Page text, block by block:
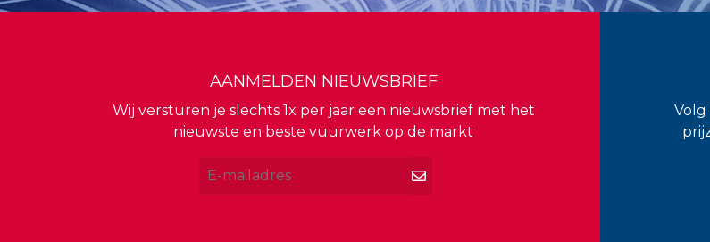
AANMELDEN NIEUWSBRIEF
Wij versturen je slechts 1x per jaar een nieuwsbrief met het
nieuwste en beste vuurwerk op de markt
Volg